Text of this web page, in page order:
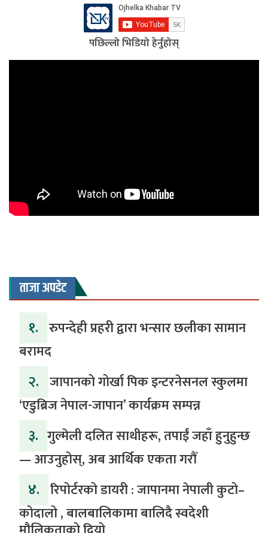
पछिल्लो भिडियो हेर्नुहोस्
ताजा अपडेट
१. रुपन्देही प्रहरी द्वारा भन्सार छलीका सामान
बरामद
२. जापानको गोर्खा पिक इन्टरनेसनल स्कुलमा
‘एडुब्रिज नेपाल-जापान’ कार्यक्रम सम्पन्न
३. ​गुल्मेली दलित साथीहरू, तपाईं जहाँ हुनुहुन्छ
— आउनुहोस्, अब आर्थिक एकता गरौँ
४. रिपोर्टरको डायरी : जापानमा नेपाली कुटो–
कोदालो , बालबालिकामा बालिदै स्वदेशी